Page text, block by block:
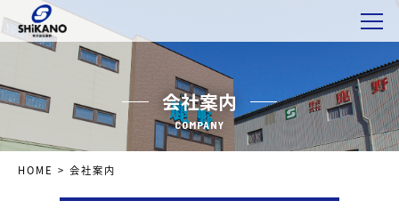
会社案内
COMPANY
HOME > 会社案内